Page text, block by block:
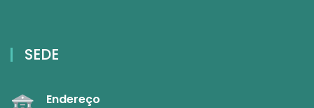
SEDE
Endereço